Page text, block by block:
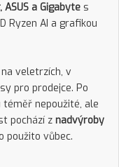
ASUS a Gigabyte s
Ryzen AI a grafikou
veletrzích, v
pro prodejce. Po
nepoužité, ale
pochází z nadvýroby
použito vůbec.